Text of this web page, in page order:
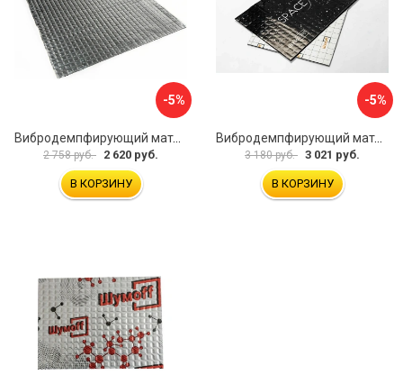
-5%
Вибродемпфирующий материал Dreamcar Noname 2 N6-2M0-S070050P1079
2 758 руб. 2 620 руб.
В КОРЗИНУ
-5%
Вибродемпфирующий материал Шумофф SPACE 2.0 НФ-00001206
3 180 руб. 3 021 руб.
В КОРЗИНУ